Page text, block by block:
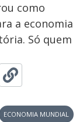
como
a economia
Só quem
ECONOMIA MUNDIAL